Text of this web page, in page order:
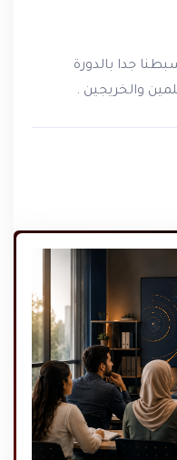
جدا بالدورة
والخريجين .
A very special
important information
to my knowledge and